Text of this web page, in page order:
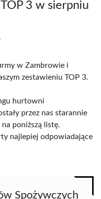
3 w sierpniu
w Zambrowie i
zestawieniu TOP 3.
hurtowni
przez nas starannie
poniższą listę.
najlepiej odpowiadające
Spożywczych